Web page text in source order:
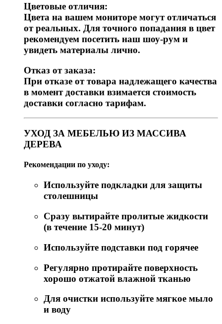
Цветовые отличия:
Цвета на вашем мониторе могут отличаться
от реальных. Для точного попадания в цвет
рекомендуем посетить наш шоу-рум и
увидеть материалы лично.
Отказ от заказа:
При отказе от товара надлежащего качества
в момент доставки взимается стоимость
доставки согласно тарифам.
УХОД ЗА МЕБЕЛЬЮ ИЗ МАССИВА
ДЕРЕВА
Рекомендации по уходу:
Используйте подкладки для защиты
столешницы
Сразу вытирайте пролитые жидкости
(в течение 15-20 минут)
Используйте подставки под горячее
Регулярно протирайте поверхность
хорошо отжатой влажной тканью
Для очистки используйте мягкое мыло
и воду